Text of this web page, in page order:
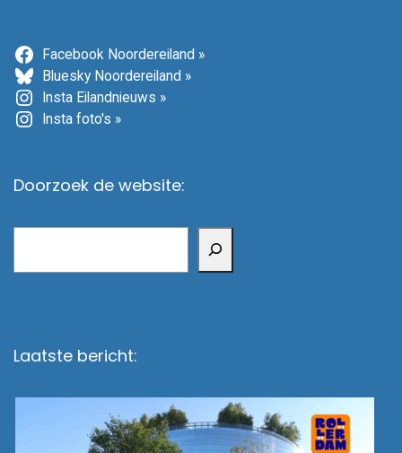
Facebook Noordereiland »
Bluesky Noordereiland »
Insta Eilandnieuws »
Insta foto's »
Doorzoek de website:
Laatste bericht: